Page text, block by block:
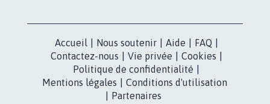
Accueil Nous soutenir Aide FAQ
Contactez-nous
Vie privée Cookies
Politique de confidentialité
Mentions légales
Conditions d'utilisation
Partenaires